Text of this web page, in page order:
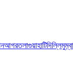
আগরতলাগুয়াহাটিদিল্লি